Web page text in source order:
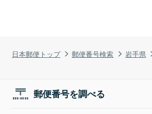
日本郵便トップ 郵便番号検索 岩手県
郵便番号を調べる